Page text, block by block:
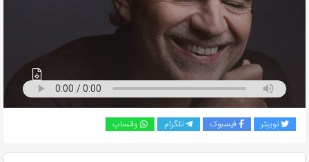
توییتر فیسبوک تلگرام واتساپ